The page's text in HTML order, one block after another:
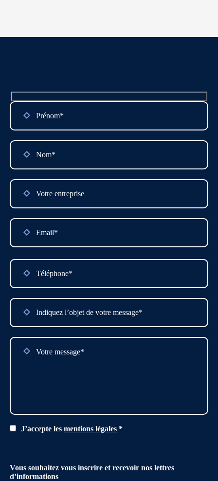
Please
leave
field
empty.
Please
leave
field
empty.
J’accepte les mentions légales *
Vous souhaitez vous inscrire et recevoir nos lettres
d’informations